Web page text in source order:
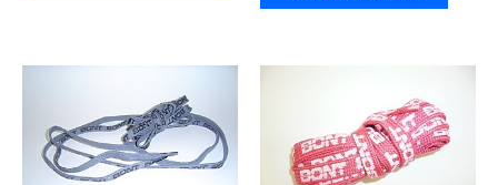
weist
Die
Optionen